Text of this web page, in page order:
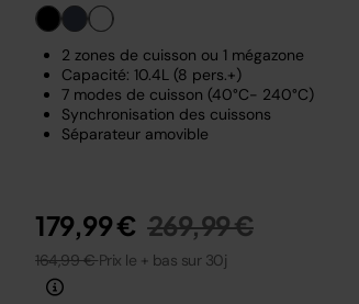
2 zones de cuisson ou 1 mégazone
Capacité: 10.4L (8 pers.+)
7 modes de cuisson (40°C- 240°C)
Synchronisation des cuissons
Séparateur amovible
179,99 € Prix réduit de
269,99 €au
164,99 €Prix le + bas sur 30j